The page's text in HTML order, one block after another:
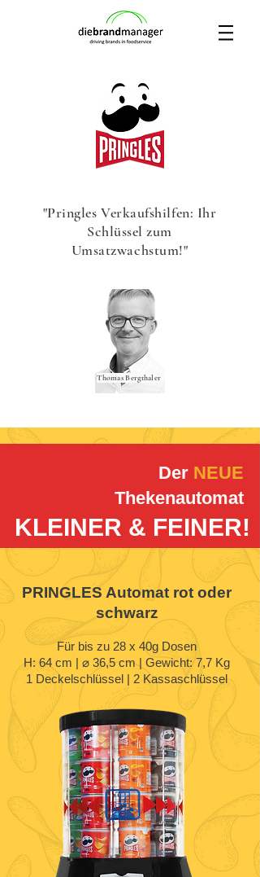
"Pringles Verkaufshilfen: Ihr
Schlüssel zum
Umsatzwachstum!"
Thomas Bergthaler
Der NEUE
Thekenautomat
KLEINER & FEINER!
PRINGLES Automat rot oder
schwarz
Für bis zu 28 x 40g Dosen
H: 64 cm | ⌀ 36,5 cm | Gewicht: 7,7 Kg
1 Deckelschlüssel | 2 Kassaschlüssel​